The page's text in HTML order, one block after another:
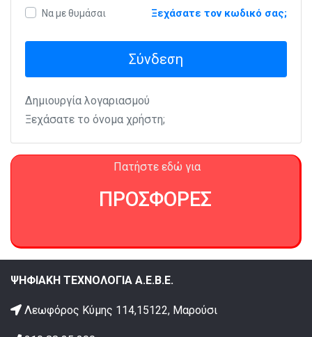
Να με θυμάσαι Ξεχάσατε τον κωδικό σας;
Σύνδεση
Δημιουργία λογαριασμού
Ξεχάσατε το όνομα χρήστη;
Πατήστε εδώ για
ΠΡΟΣΦΟΡΕΣ
ΨΗΦΙΑΚΗ ΤΕΧΝΟΛΟΓΙΑ Α.Ε.Β.Ε.
Λεωφόρος Κύμης 114,15122, Μαρούσι